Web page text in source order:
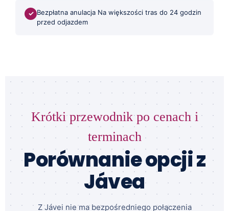
✓ Bezpłatna anulacja Na większości tras do 24 godzin
przed odjazdem
Krótki przewodnik po cenach i
terminach
Porównanie opcji z
Jávea
Z Jávei nie ma bezpośredniego połączenia